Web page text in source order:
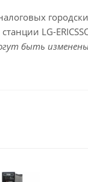
LG-
быть изменены